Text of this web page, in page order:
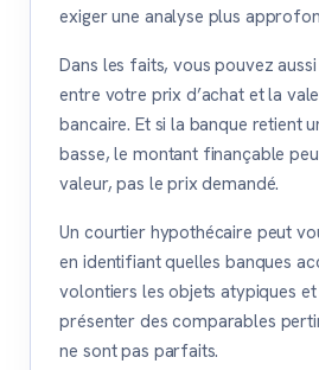
exiger une analyse plus
Dans les faits, vous pouvez
entre votre prix d’achat et la
bancaire. Et si la banque retient
basse, le montant finançable
valeur, pas le prix demandé.
Un courtier hypothécaire peut
en identifiant quelles banques
volontiers les objets atypiques
présenter des comparables
ne sont pas parfaits.